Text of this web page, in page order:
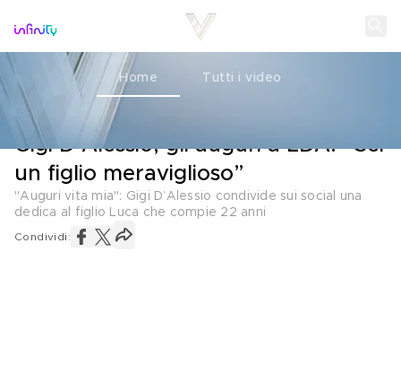
Home Tutti i video
PADRI E FIGLI
Gigi D’Alessio, gli auguri a LDA: “Sei
un figlio meraviglioso”
"Auguri vita mia": Gigi D’Alessio condivide sui social una
dedica al figlio Luca che compie 22 anni
Condividi: